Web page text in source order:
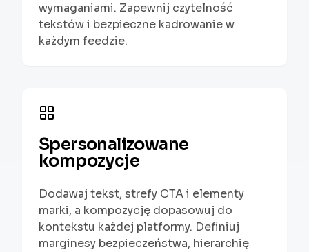
wymaganiami. Zapewnij czytelność
tekstów i bezpieczne kadrowanie w
każdym feedzie.
Spersonalizowane
kompozycje
Dodawaj tekst, strefy CTA i elementy
marki, a kompozycję dopasowuj do
kontekstu każdej platformy. Definiuj
marginesy bezpieczeństwa, hierarchię